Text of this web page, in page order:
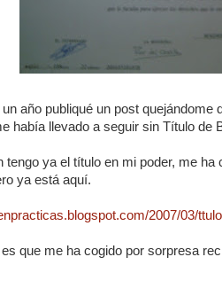
año publiqué un post quejándome
había llevado a seguir sin Título de
tengo ya el título en mi poder, me
ya está aquí.
2007/03/
es que me ha cogido por sorpresa